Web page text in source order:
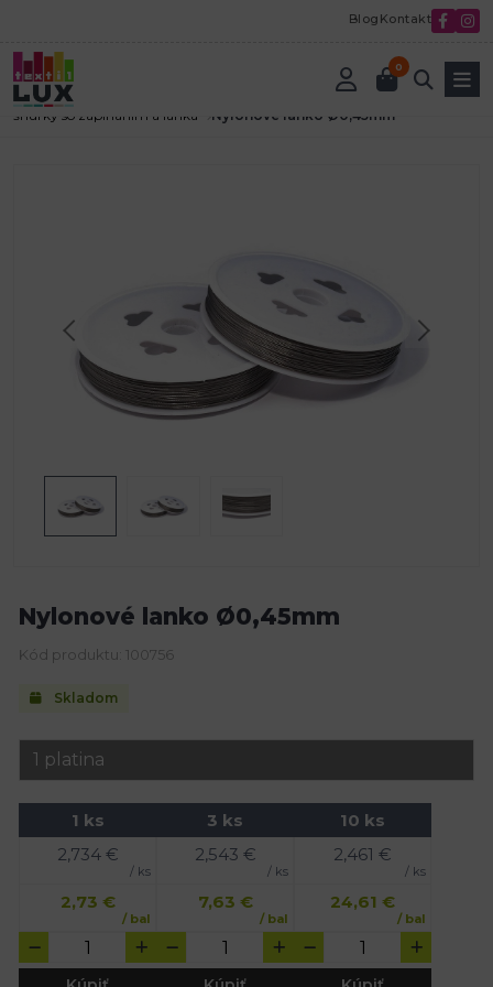
Blog Kontakt
0
Úvod
Návlekový material
šnúrky so zapínaním a lanká
Nylonové lanko Ø0,45mm
Nylonové lanko Ø0,45mm
Kód produktu: 100756
Skladom
1 ks
2,734€
/ ks
2,73 €
/ bal
3 ks
2,543 €
/ ks
7,63 €
/ bal
10 ks
2,461 €
/ ks
24,61 €
/ bal